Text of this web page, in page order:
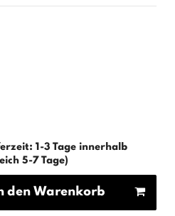
1-3 Tage innerhalb
5-7 Tage)
den Warenkorb